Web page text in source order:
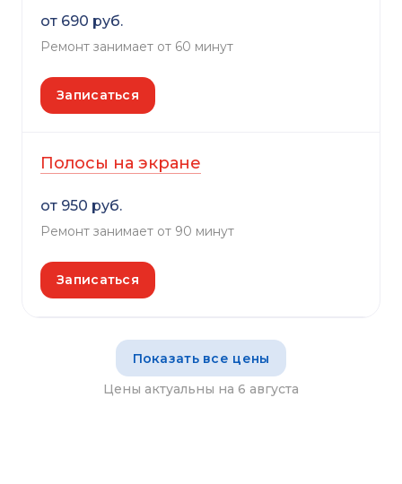
от 690 руб.
Ремонт занимает от 60 минут
Записаться
Полосы на экране
от 950 руб.
Ремонт занимает от 90 минут
Записаться
Показать все цены
Цены актуальны на 6 августа